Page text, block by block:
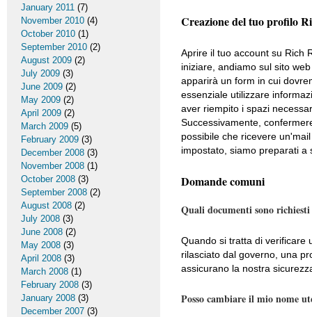
Creazione del tuo profilo
Aprire il tuo account su Rich
iniziare, andiamo sul sito
apparirà un form in cui
essenziale utilizzare
aver riempito i spazi
Successivamente,
possibile che ricevere
impostato, siamo preparati a
Domande comuni
Quali documenti sono
Quando si tratta di verificare
rilasciato dal governo, una
assicurano la nostra
Posso cambiare il mio nome
January 2011 (7)
November 2010 (4)
October 2010 (1)
September 2010 (2)
August 2009 (2)
July 2009 (3)
June 2009 (2)
May 2009 (2)
April 2009 (2)
March 2009 (5)
February 2009 (3)
December 2008 (3)
November 2008 (1)
October 2008 (3)
September 2008 (2)
August 2008 (2)
July 2008 (3)
June 2008 (2)
May 2008 (3)
April 2008 (3)
March 2008 (1)
February 2008 (3)
January 2008 (3)
December 2007 (3)